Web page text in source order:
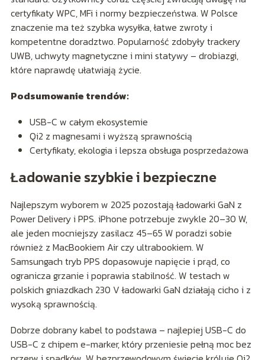
certyfikaty WPC, MFi i normy bezpieczeństwa. W Polsce
znaczenie ma też szybka wysyłka, łatwe zwroty i
kompetentne doradztwo. Popularność zdobyły trackery
UWB, uchwyty magnetyczne i mini statywy – drobiazgi,
które naprawdę ułatwiają życie.
Podsumowanie trendów:
USB-C w całym ekosystemie
Qi2 z magnesami i wyższą sprawnością
Certyfikaty, ekologia i lepsza obsługa posprzedażowa
Ładowanie szybkie i bezpieczne
Najlepszym wyborem w 2025 pozostają ładowarki GaN z
Power Delivery i PPS. iPhone potrzebuje zwykle 20–30 W,
ale jeden mocniejszy zasilacz 45–65 W poradzi sobie
również z MacBookiem Air czy ultrabookiem. W
Samsungach tryb PPS dopasowuje napięcie i prąd, co
ogranicza grzanie i poprawia stabilność. W testach w
polskich gniazdkach 230 V ładowarki GaN działają cicho i z
wysoką sprawnością.
Dobrze dobrany kabel to podstawa – najlepiej USB-C do
USB-C z chipem e-marker, który przeniesie pełną moc bez